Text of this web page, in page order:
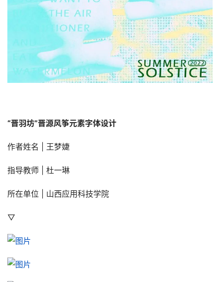
“晋羽坊”晋源风筝元素字体设计
作者姓名 | 王梦婕
指导教师 | 杜一琳
所在单位 | 山西应用科技学院
▽